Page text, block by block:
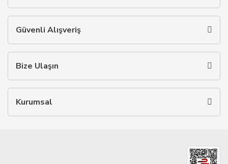
Güvenli Alışveriş
Bize Ulaşın
Kurumsal